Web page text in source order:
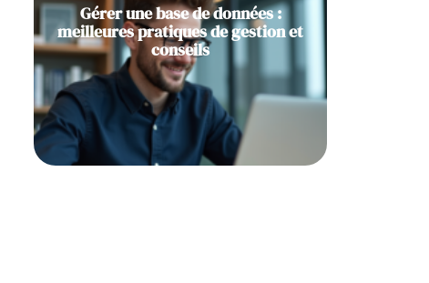
Gérer une base de données :
meilleures pratiques de gestion et
conseils